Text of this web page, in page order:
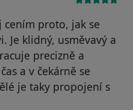
cením proto, jak se
Je klidný, usměvavý a
precizně a
a v čekárně se
je taky propojení s